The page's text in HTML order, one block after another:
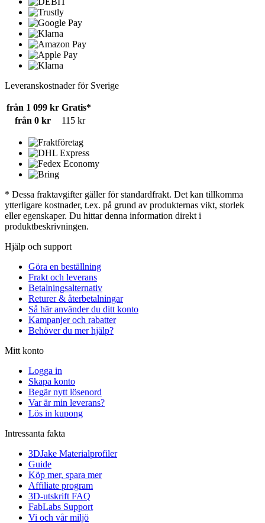
Leveranskostnader för Sverige
från 1 099 kr Gratis*
från 0 kr
115 kr
* Dessa fraktavgifter gäller för standardfrakt. Det kan tillkomma
ytterligare kostnader, t.ex. på grund av produkternas vikt, storlek
eller egenskaper. Du hittar denna information direkt i
produktbeskrivningen.
Hjälp och support
Göra en beställning
Frakt och leverans
Betalningsalternativ
Returer & återbetalningar
Så här använder du ditt konto
Kampanjer och rabatter
Behöver du mer hjälp?
Mitt konto
Logga in
Skapa konto
Begär nytt lösenord
Var är min leverans?
Lös in kupong
Intressanta fakta
3DJake Materialprofiler
Guide
Köp mer, spara mer
Affiliate program
3D-utskrift FAQ
FabLabs Support
Vi och vår miljö